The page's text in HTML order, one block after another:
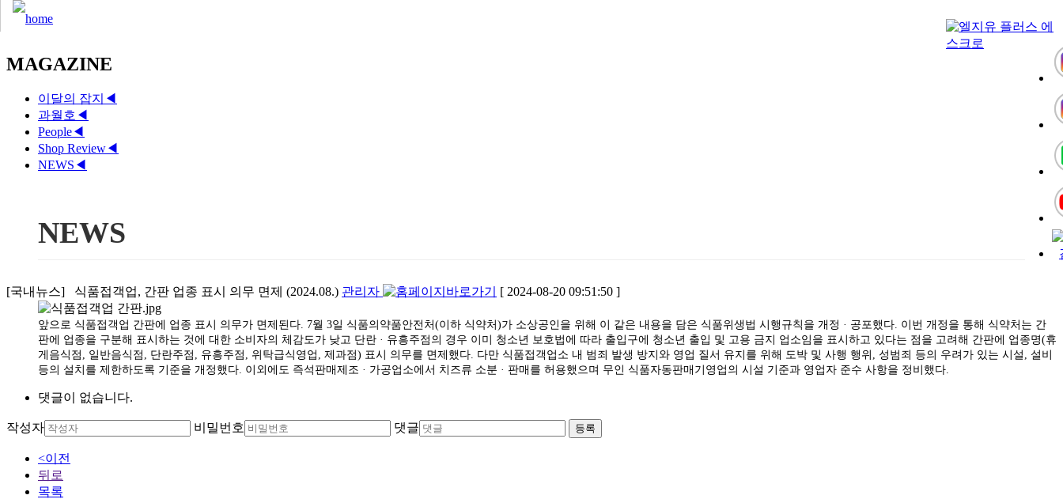
MAGAZINE
이달의 잡지 ◀
과월호 ◀
People◀
Shop Review◀
NEWS ◀
NEWS
[국내뉴스] 식품접객업, 간판 업종 표시 의무 면제 (2024.08.) 관리자 [ 2024-08-20 09:51:50 ]
앞으로 식품접객업 간판에 업종 표시 의무가 면제된다. 7월 3일 식품의약품안전처(이하 식약처)가 소상공인을 위해 이 같은 내용을 담은 식품위생법 시행규칙을 개정 · 공포했다. 이번 개정을 통해 식약처는 간
판에 업종을 구분해 표시하는 것에 대한 소비자의 체감도가 낮고 단란 · 유흥주점의 경우 이미 청소년 보호법에 따라 출입구에 청소년 출입 및 고용 금지 업소임을 표시하고 있다는 점을 고려해 간판에 업종명(휴
게음식점, 일반음식점, 단란주점, 유흥주점, 위탁급식영업, 제과점) 표시 의무를 면제했다. 다만 식품접객업소 내 범죄 발생 방지와 영업 질서 유지를 위해 도박 및 사행 행위, 성범죄 등의 우려가 있는 시설, 설비
등의 설치를 제한하도록 기준을 개정했다. 이외에도 즉석판매제조 · 가공업소에서 치즈류 소분 · 판매를 허용했으며 무인 식품자동판매기영업의 시설 기준과 영업자 준수 사항을 정비했다.
댓글이 없습니다.
작성자 비밀번호 댓글 등록
<이전
뒤로
목록